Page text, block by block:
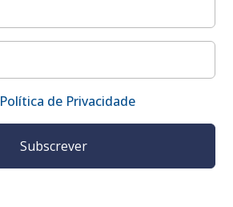
Política de Privacidade